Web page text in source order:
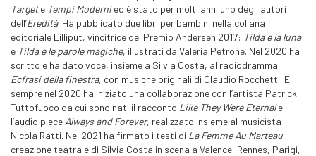
Targete Tempi Modernied è stato per molti anni uno degli autori
dell’Eredità. Ha pubblicato due libri per bambini nella collana
editoriale Lilliput, vincitrice del Premio Andersen 2017: Tilda e la luna
e Tilda e le parole magiche, illustrati da Valeria Petrone. Nel 2020 ha
scritto e ha dato voce, insieme a Silvia Costa, al radiodramma
Ecfrasi della finestra, con musiche originali di Claudio Rocchetti. E
sempre nel 2020 ha iniziato una collaborazione con l’artista Patrick
Tuttofuoco da cui sono nati il racconto Like They Were Eternale
l’audio piece Always and Forever, realizzato insieme al musicista
Nicola Ratti. Nel 2021 ha firmato i testi di La Femme Au Marteau,
creazione teatrale di Silvia Costa in scena a Valence, Rennes, Parigi,